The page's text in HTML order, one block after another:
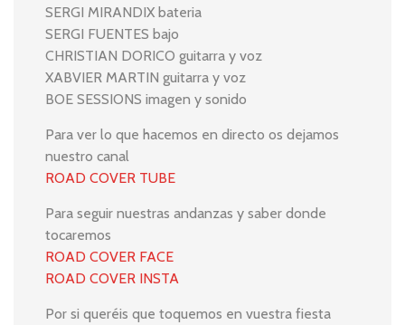
SERGI MIRANDIX bateria
SERGI FUENTES bajo
CHRISTIAN DORICO guitarra y voz
XABVIER MARTIN guitarra y voz
BOE SESSIONS imagen y sonido
Para ver lo que hacemos en directo os dejamos
nuestro canal
ROAD COVER TUBE
Para seguir nuestras andanzas y saber donde
tocaremos
ROAD COVER FACE
ROAD COVER INSTA
Por si queréis que toquemos en vuestra fiesta